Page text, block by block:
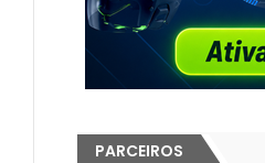
PARCEIROS